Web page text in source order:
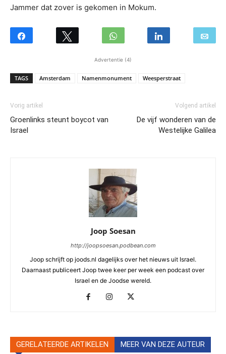
Jammer dat zover is gekomen in Mokum.
Advertentie (4)
TAGS Amsterdam Namenmonument Weesperstraat
Vorig artikel
Groenlinks steunt boycot van
Israel
Volgend artikel
De vijf wonderen van de
Westelijke Galilea
Joop Soesan
http://joopsoesan.podbean.com
Joop schrijft op joods.nl dagelijks over het nieuws uit Israel.
Daarnaast publiceert Joop twee keer per week een podcast over
Israel en de Joodse wereld.
GERELATEERDE ARTIKELEN MEER VAN DEZE AUTEUR